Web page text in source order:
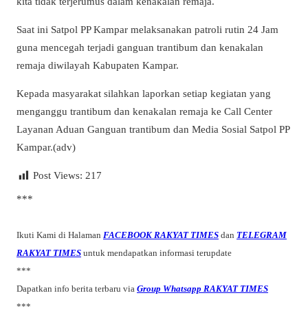
Saat ini Satpol PP Kampar melaksanakan patroli rutin 24 Jam
guna mencegah terjadi ganguan trantibum dan kenakalan
remaja diwilayah Kabupaten Kampar.
Kepada masyarakat silahkan laporkan setiap kegiatan yang
menganggu trantibum dan kenakalan remaja ke Call Center
Layanan Aduan Ganguan trantibum dan Media Sosial Satpol PP
Kampar.(adv)
Post Views: 217
***
Ikuti Kami di Halaman FACEBOOK RAKYAT TIMES dan TELEGRAM
RAKYAT TIMES untuk mendapatkan informasi terupdate
***
Dapatkan info berita terbaru via Group Whatsapp RAKYAT TIMES
***